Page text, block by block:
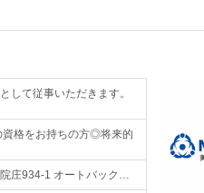
して従事いただきます。
格をお持ちの方◎将来的
庄934‐1 オートバック…